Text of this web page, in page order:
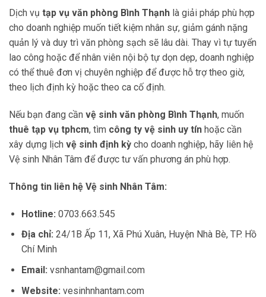
Dịch vụ tạp vụ văn phòng Bình Thạnh là giải pháp phù hợp
cho doanh nghiệp muốn tiết kiệm nhân sự, giảm gánh nặng
quản lý và duy trì văn phòng sạch sẽ lâu dài. Thay vì tự tuyển
lao công hoặc để nhân viên nội bộ tự dọn dẹp, doanh nghiệp
có thể thuê đơn vị chuyên nghiệp để được hỗ trợ theo giờ,
theo lịch định kỳ hoặc theo ca cố định.
Nếu bạn đang cần vệ sinh văn phòng Bình Thạnh, muốn
thuê tạp vụ tphcm, tìm công ty vệ sinh uy tín hoặc cần
xây dựng lịch vệ sinh định kỳ cho doanh nghiệp, hãy liên hệ
Vệ sinh Nhân Tâm để được tư vấn phương án phù hợp.
Thông tin liên hệ Vệ sinh Nhân Tâm:
Hotline: 0703.663.545
Địa chỉ: 24/1B Ấp 11, Xã Phú Xuân, Huyện Nhà Bè, TP. Hồ
Chí Minh
Email: vsnhantam@gmail.com
Website: vesinhnhantam.com